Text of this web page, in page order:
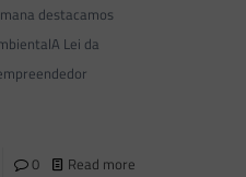
destacamos
Lei da
0 Read more